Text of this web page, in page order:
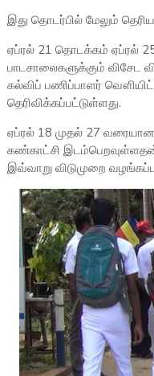
இது தொடர்பில் மேலும்
ஏப்ரல் 21 தொடக்கம் ஏப்ரல்
பாடசாலைகளுக்கும் விசேட
கல்விப் பணிப்பாளர்
தெரிவிக்கப்பட்டுள்ளது.
ஏப்ரல் 18 முதல் 27 வரையான
கண்காட்சி
இவ்வாறு விடுமுறை